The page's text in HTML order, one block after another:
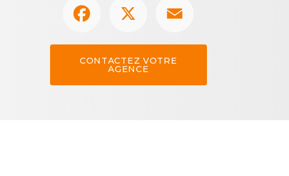
CONTACTEZ VOTRE
AGENCE